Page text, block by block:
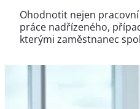
Ohodnotit nejen
práce nadřízeného,
kterými zaměstnanec